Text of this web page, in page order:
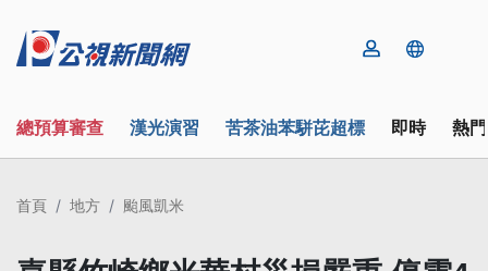
總預算審查 漢光演習 苦茶油苯駢芘超標 即時 熱
首頁 地方 颱風凱米